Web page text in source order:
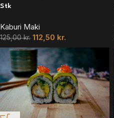
Stk
Kaburi Maki
125,00kr. 112,50 kr.